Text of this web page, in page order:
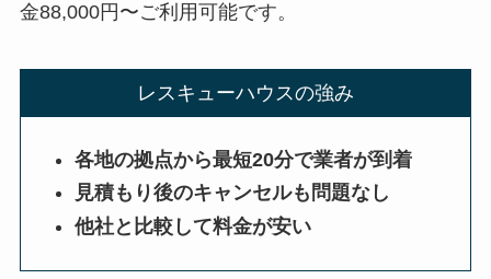
金88,000円〜ご利用可能です。
レスキューハウスの強み
各地の拠点から最短20分で業者が到着
見積もり後のキャンセルも問題なし
他社と比較して料金が安い